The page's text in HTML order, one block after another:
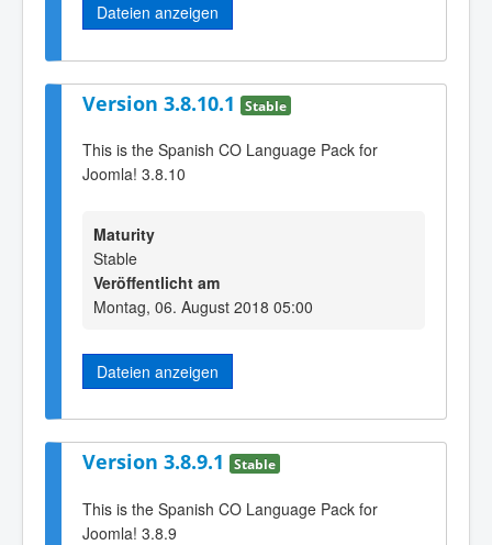
Dateien anzeigen
Version 3.8.10.1 Stable
This is the Spanish CO Language Pack for
Joomla! 3.8.10
Maturity
Stable
Veröffentlicht am
Montag, 06. August 2018 05:00
Dateien anzeigen
Version 3.8.9.1 Stable
This is the Spanish CO Language Pack for
Joomla! 3.8.9